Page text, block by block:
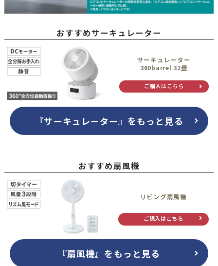
おすすめサーキュレーター
サーキュレーター
360barrel 32畳
ご購入はこちら
『サーキュレーター』をもっと見る
おすすめ扇風機
リビング扇風機
ご購入はこちら
『扇風機』をもっと見る